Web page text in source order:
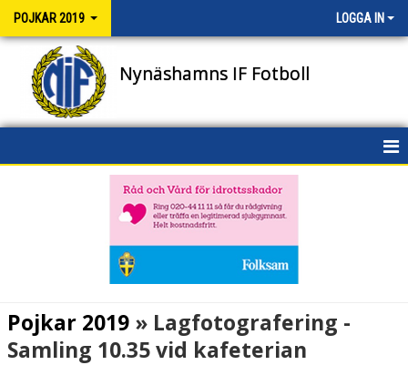
POJKAR 2019 LOGGA IN
Nynäshamns IF Fotboll
TRUPPEN
Pojkar 2019 » Lagfotografering -
Samling 10.35 vid kafeterian